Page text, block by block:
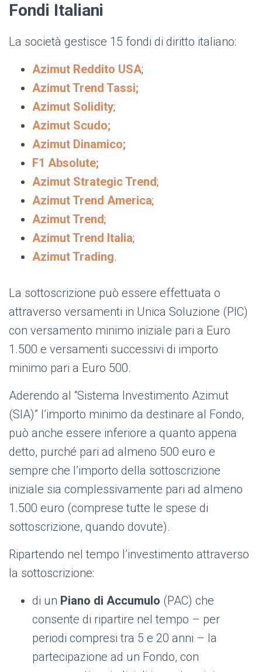
Fondi Italiani
La società gestisce 15 fondi di diritto italiano:
Azimut Reddito USA;
Azimut Trend Tassi;
Azimut Solidity;
Azimut Scudo;
Azimut Dinamico;
F1 Absolute;
Azimut Strategic Trend;
Azimut Trend America;
Azimut Trend;
Azimut Trend Italia;
Azimut Trading.
La sottoscrizione può essere effettuata o
attraverso versamenti in Unica Soluzione (PIC)
con versamento minimo iniziale pari a Euro
1.500 e versamenti successivi di importo
minimo pari a Euro 500.
Aderendo al “Sistema Investimento Azimut
(SIA)” l’importo minimo da destinare al Fondo,
può anche essere inferiore a quanto appena
detto, purché pari ad almeno 500 euro e
sempre che l’importo della sottoscrizione
iniziale sia complessivamente pari ad almeno
1.500 euro (comprese tutte le spese di
sottoscrizione, quando dovute).
Ripartendo nel tempo l’investimento attraverso
la sottoscrizione:
di un Piano di Accumulo (PAC) che
consente di ripartire nel tempo – per
periodi compresi tra 5 e 20 anni – la
partecipazione ad un Fondo, con